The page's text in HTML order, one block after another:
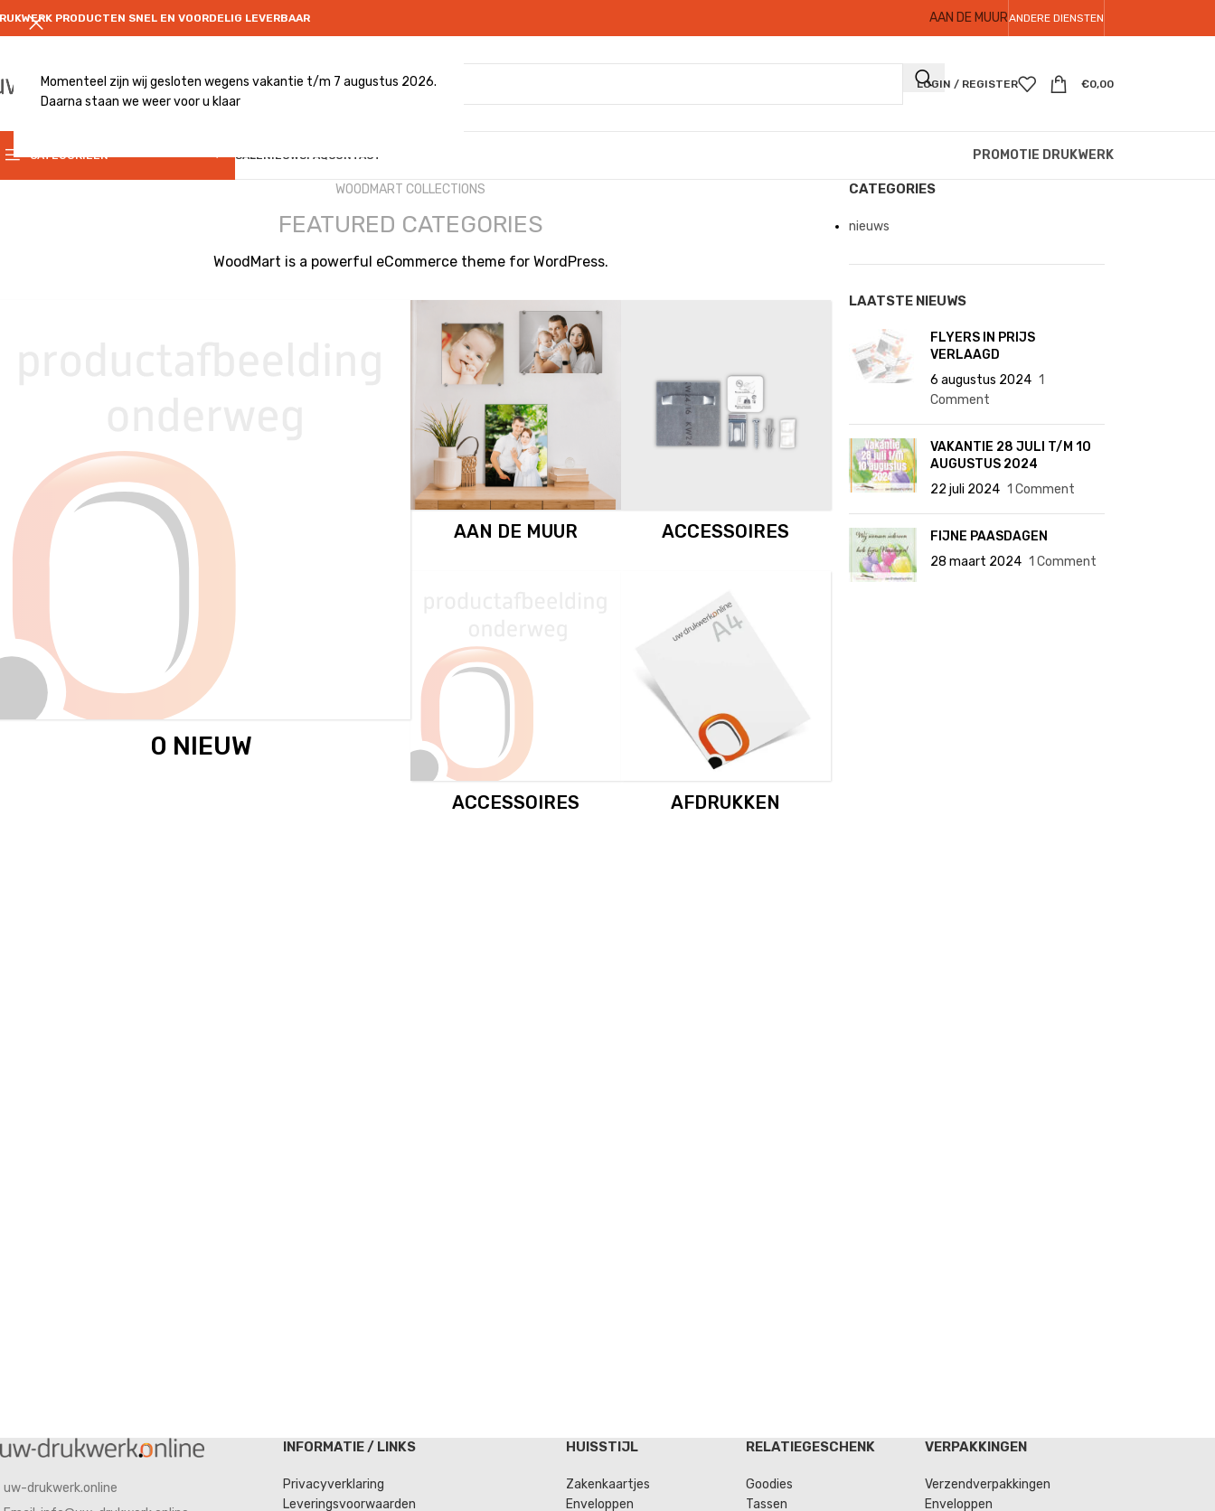
Momenteel zijn wij gesloten wegens vakantie t/m 7 augustus 2026.
Daarna staan we weer voor u klaar
PRODUCTEN SNEL EN VOORDELIG LEVERBAAR AAN DE MUURANDERE DIENSTEN
LOGIN / REGISTER €0,00
CATEGORIEËN SALENIEUWSFAQCONTACT PROMOTIE DRUKWERK
WOODMART COLLECTIONS
FEATURED CATEGORIES
WoodMart is a powerful eCommerce theme for WordPress.
0 NIEUW
AAN DE MUUR ACCESSOIRES
ACCESSOIRES AFDRUKKEN
CATEGORIES
nieuws
LAATSTE NIEUWS
FLYERS IN PRIJS
VERLAAGD
6 augustus 2024 1
Comment
VAKANTIE 28 JULI T/M 10
AUGUSTUS 2024
22 juli 2024 1 Comment
FIJNE PAASDAGEN
28 maart 2024 1 Comment
uw-drukwerk.online
INFORMATIE / LINKS
Privacyverklaring
Leveringsvoorwaarden
HUISSTIJL
Zakenkaartjes
Enveloppen
RELATIEGESCHENK
Goodies
Tassen
VERPAKKINGEN
Verzendverpakkingen
Enveloppen